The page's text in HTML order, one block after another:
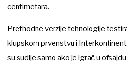
centimetara.
Prethodne verzije tehnologije
klupskom prvenstvu i
su sudije samo ako je igrač u